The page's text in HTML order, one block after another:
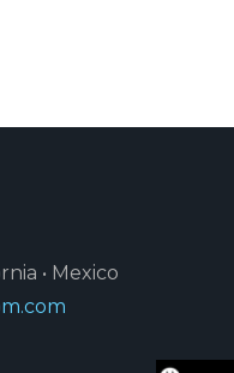
• Mexico